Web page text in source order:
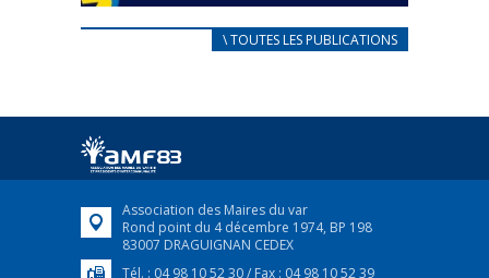
CARNET D’ACCUEIL
Afin d’accompagner au mieux les réfugiés
FEUILLETER
\ TOUTES LES PUBLICATIONS
Association des Maires du var
Rond point du 4 décembre 1974, BP 198
83007 DRAGUIGNAN CEDEX
Tél. : 04 98 10 52 30 / Fax : 04 98 10 52 39